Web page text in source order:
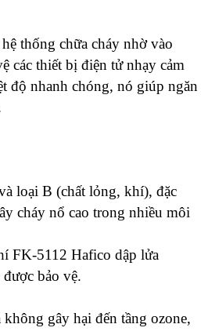
thống chữa cháy nhờ vào
các thiết bị điện tử nhạy cảm
độ nhanh chóng, nó giúp ngăn
loại B (chất lỏng, khí), đặc
cháy nổ cao trong nhiều môi
FK-5112 Hafico dập lửa
bảo vệ.
gây hại đến tầng ozone,